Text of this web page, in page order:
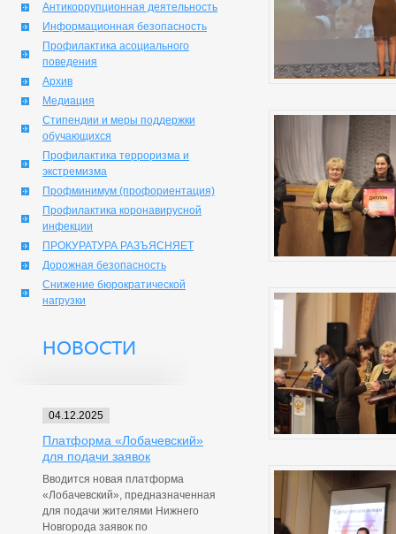
Антикоррупционная деятельность
Информационная безопасность
Профилактика асоциального
поведения
Архив
Медиация
Стипендии и меры поддержки
обучающихся
Профилактика терроризма и
экстремизма
Профминимум (профориентация)
Профилактика коронавирусной
инфекции
ПРОКУРАТУРА РАЗЪЯСНЯЕТ
Дорожная безопасность
Снижение бюрократической
нагрузки
НОВОСТИ
04.12.2025
Платформа «Лобачевский»
для подачи заявок
Вводится новая платформа
«Лобачевский», предназначенная
для подачи жителями Нижнего
Новгорода заявок по